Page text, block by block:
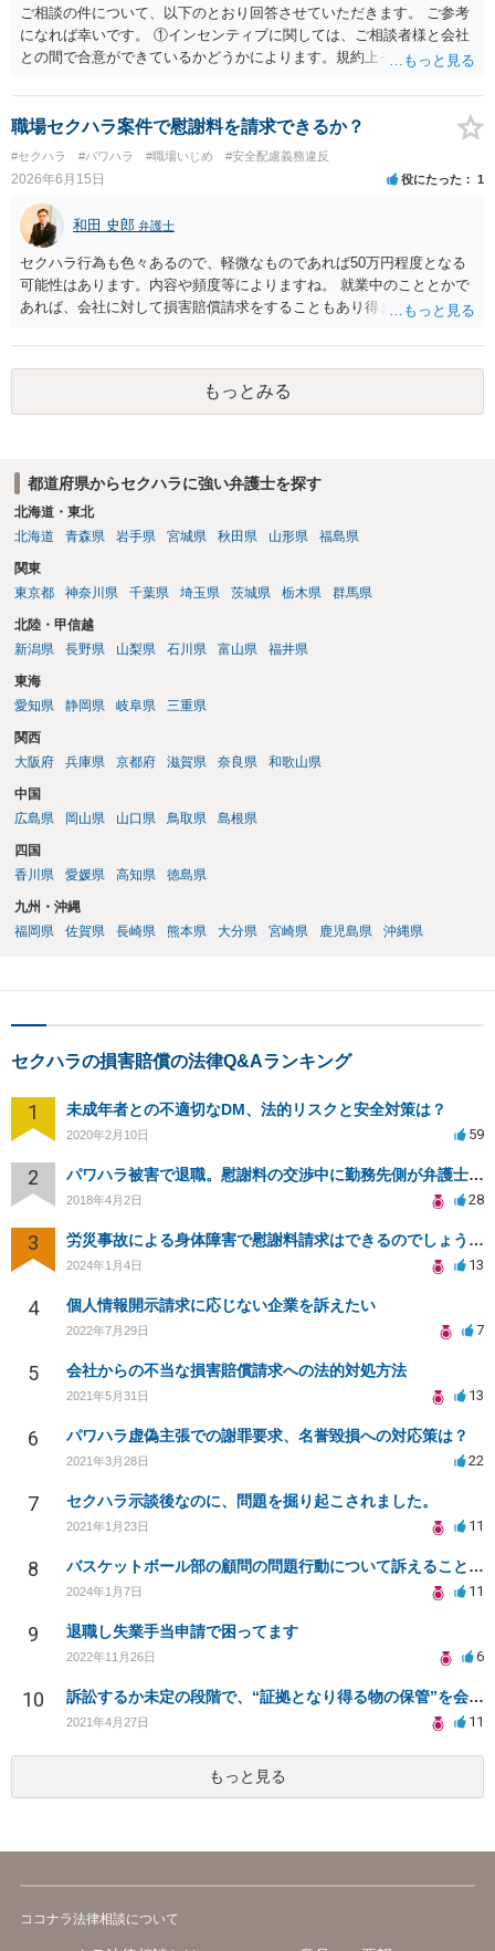
されません。 ５ 裁判をして、和解すれば和解金が入ります。 勝訴
判決を得て確定すれば、判決認容額を払ってもらいます。任意に支払
わない場合には、給与や預貯金、不動産などの財産を差押えます。
難易度によって変わります。また、現在は弁護士報酬は自由化されて
いますので、依頼する弁護士によっても費用は変わってきます。
ご相談の件について、以下のとおり回答させていただきます。 ご参考
になれば幸いです。 ①インセンティブに関しては、ご相談者様と会社
との間で合意ができているかどうかによります。規約上そのような合
は口頭でも成立しますが、裁判等で争点となった場合には録音等の証
拠がない限り立証が困難となり、請求が認められない可能性がござい
ます。 ②未払給与に関しては労務を提供しているのにもかかわらず支
払われていない場合は、契約違反となりますので請求可能かと存じま
す。 ③休日・時間外労働については、休日・時間外労働があったこと
を示す証拠があるかまずは確認する必要があるかと存じます。 ④パワ
ハラ・セクハラに関しては、具体的な言動の内容によって判断が分か
れますので、録音データやLINEでのやり取り等を確認する必要がある
かと存じます。 ⑤退職勧奨については退職する意思がないのであれば
きっぱりと断ればよく、解雇については不当な解雇である場合には解
雇無効を争うなどの対応が考えられます。 回答としては以上になりま
すが、まずは、資料一式をご持参いただき最寄りの法律事務所にご相
談するか、労働基準監督署に相談する等の対応をしていただくことが
職場セクハラ案件で慰謝料を請求できるか？
#セクハラ #パワハラ #職場いじめ #安全配慮義務違反
2026年6月15日 役にたった 1
和田 史郎 弁護士
セクハラ行為も色々あるので、軽微なものであれば50万円程度となる
可能性はあります。内容や頻度等によりますね。 就業中のこととかで
あれば、会社に対して損害賠償請求をすることもあり得ます。
もっとみる
都道府県からセクハラに強い弁護士を探す
北海道・東北
北海道
青森県 岩手県 宮城県 秋田県 山形県 福島県
関東
東京都
神奈川県 千葉県 埼玉県 茨城県 栃木県 群馬県
北陸・甲信越
新潟県
長野県 山梨県 石川県 富山県 福井県
東海
愛知県
静岡県 岐阜県 三重県
関西
大阪府
兵庫県 京都府 滋賀県 奈良県 和歌山県
中国
広島県
岡山県 山口県 鳥取県 島根県
四国
香川県
愛媛県 高知県 徳島県
九州・沖縄
福岡県
佐賀県 長崎県 熊本県 大分県 宮崎県 鹿児島県 沖縄県
セクハラの損害賠償の法律Q&Aランキング
1 未成年者との不適切なDM、法的リスクと安全対策は？
2020年2月10日 59
2 パワハラ被害で退職。慰謝料の交渉中に勤務先側が弁護士を立ててきました
2018年4月2日 28
3 労災事故による身体障害で慰謝料請求はできるのでしょうか？
2024年1月4日 13
4 個人情報開示請求に応じない企業を訴えたい
2022年7月29日 7
5 会社からの不当な損害賠償請求への法的対処方法
2021年5月31日 13
6 パワハラ虚偽主張での謝罪要求、名誉毀損への対応策は？
2021年3月28日 22
7 セクハラ示談後なのに、問題を掘り起こされました。
2021年1月23日 11
8 バスケットボール部の顧問の問題行動について訴えることは可能でしょうか？
2024年1月7日 11
9 退職し失業手当申請で困ってます
2022年11月26日 6
10 訴訟するか未定の段階で、“証拠となり得る物の保管”を会社に応じてもらえる方法は在りますか?
2021年4月27日 11
もっと見る
ココナラ法律相談について